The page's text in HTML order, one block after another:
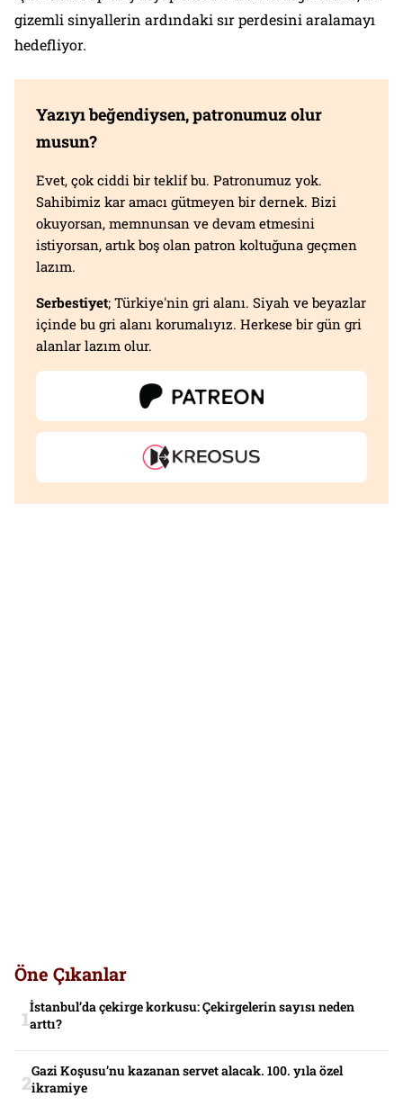
gizemli sinyallerin ardındaki sır perdesini aralamayı
hedefliyor.
Yazıyı beğendiysen, patronumuz olur
musun?
Evet, çok ciddi bir teklif bu. Patronumuz yok.
Sahibimiz kar amacı gütmeyen bir dernek. Bizi
okuyorsan, memnunsan ve devam etmesini
istiyorsan, artık boş olan patron koltuğuna geçmen
lazım.
Serbestiyet; Türkiye'nin gri alanı. Siyah ve beyazlar
içinde bu gri alanı korumalıyız. Herkese bir gün gri
alanlar lazım olur.
Öne Çıkanlar
İstanbul’da çekirge korkusu: Çekirgelerin sayısı neden
arttı?
Gazi Koşusu’nu kazanan servet alacak. 100. yıla özel
ikramiye